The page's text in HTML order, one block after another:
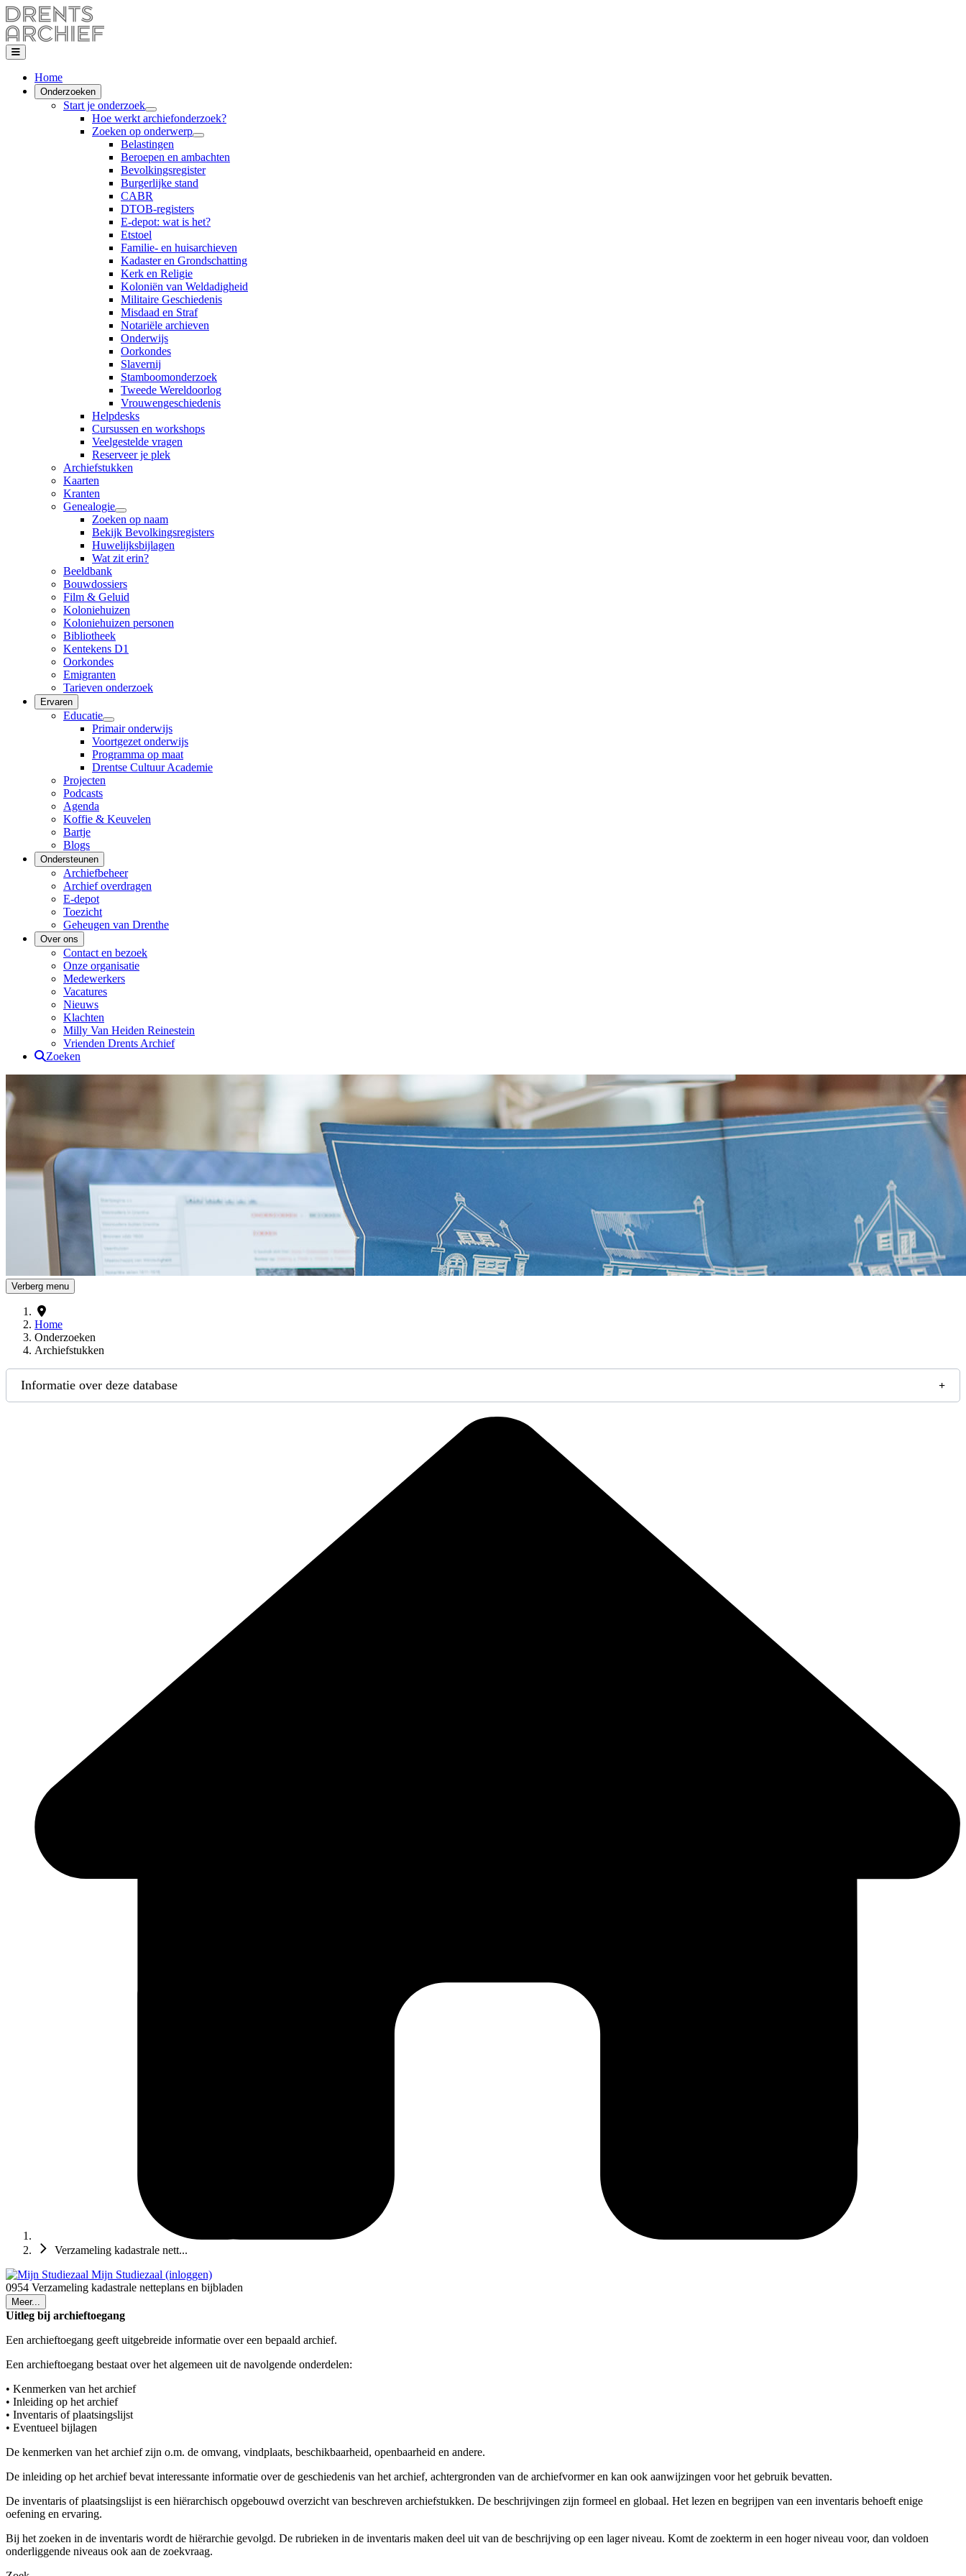
Home
Onderzoeken
Start je onderzoek
Hoe werkt archiefonderzoek?
Zoeken op onderwerp
Belastingen
Beroepen en ambachten
Bevolkingsregister
Burgerlijke stand
CABR
DTOB-registers
E-depot: wat is het?
Etstoel
Familie- en huisarchieven
Kadaster en Grondschatting
Kerk en Religie
Koloniën van Weldadigheid
Militaire Geschiedenis
Misdaad en Straf
Notariële archieven
Onderwijs
Oorkondes
Slavernij
Stamboomonderzoek
Tweede Wereldoorlog
Vrouwengeschiedenis
Helpdesks
Cursussen en workshops
Veelgestelde vragen
Reserveer je plek
Archiefstukken
Kaarten
Kranten
Genealogie
Zoeken op naam
Bekijk Bevolkingsregisters
Huwelijksbijlagen
Wat zit erin?
Beeldbank
Bouwdossiers
Film & Geluid
Koloniehuizen
Koloniehuizen personen
Bibliotheek
Kentekens D1
Oorkondes
Emigranten
Tarieven onderzoek
Ervaren
Educatie
Primair onderwijs
Voortgezet onderwijs
Programma op maat
Drentse Cultuur Academie
Projecten
Podcasts
Agenda
Koffie & Keuvelen
Bartje
Blogs
Ondersteunen
Archiefbeheer
Archief overdragen
E-depot
Toezicht
Geheugen van Drenthe
Over ons
Contact en bezoek
Onze organisatie
Medewerkers
Vacatures
Nieuws
Klachten
Milly Van Heiden Reinestein
Vrienden Drents Archief
Zoeken
Drents Archief
Verberg menu
Home
Onderzoeken
Archiefstukken
Informatie over deze database
Verzameling kadastrale nett...
Mijn Studiezaal (inloggen)
0954 Verzameling kadastrale netteplans en bijbladen
Meer...
Uitleg bij archieftoegang
Een archieftoegang geeft uitgebreide informatie over een bepaald archief.
Een archieftoegang bestaat over het algemeen uit de navolgende onderdelen:
• Kenmerken van het archief
• Inleiding op het archief
• Inventaris of plaatsingslijst
• Eventueel bijlagen
De kenmerken van het archief zijn o.m. de omvang, vindplaats, beschikbaarheid, openbaarheid en andere.
De inleiding op het archief bevat interessante informatie over de geschiedenis van het archief, achtergronden van de archiefvormer en kan ook aanwijzingen voor het gebruik bevatten.
De inventaris of plaatsingslijst is een hiërarchisch opgebouwd overzicht van beschreven archiefstukken. De beschrijvingen zijn formeel en globaal. Het lezen en begrijpen van een inventaris behoeft enige
oefening en ervaring.
Bij het zoeken in de inventaris wordt de hiërarchie gevolgd. De rubrieken in de inventaris maken deel uit van de beschrijving op een lager niveau. Komt de zoekterm in een hoger niveau voor, dan voldoen
onderliggende niveaus ook aan de zoekvraag.